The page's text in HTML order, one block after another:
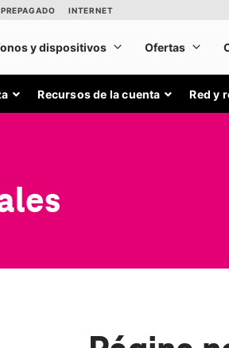
Recursos de la cuenta Red y